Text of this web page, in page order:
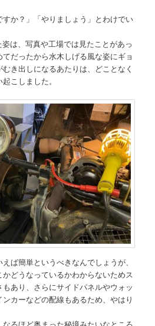
すか？」「やりましょう」とわけでい
は、写真や工場では見たことがあっ
だったから水木しげる風な姿にギョ
き出しになるあたりは、どことなく
こしました。
ば簡単というべきなんでしょうが、
どうなっているかわからないためス
あり、さらにサイドパネルやウォッ
カーなどの配線もあるため、やはり